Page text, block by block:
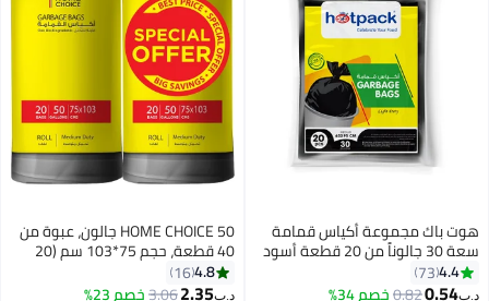
هوت باك مجموعة أكياس قمامة
سعة 30 جالوناً من 20 قطعة أسود
65x95سم4.4
73
د.ب‏0.54
0.82خصم 34%
HOME CHOICE 50 جالون، عبوة من
40 قطعة، حجم 75*103 سم (20
كيس قمامة × 2 لفات)، أكياس
قمامة قابلة للتحلل البيولوجي،
4.8
16
د.ب‏2.35
3.06خصم 23% #14 في مستلزمات التنظيف